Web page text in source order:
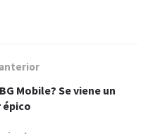
Mobile? Se viene un
épico